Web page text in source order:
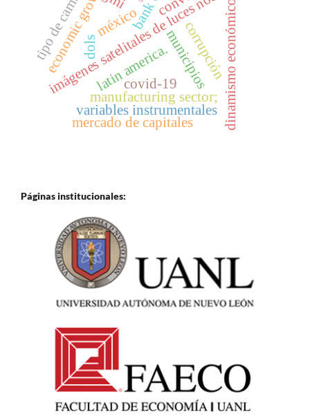
imágenes satelitales de luces nocturnas
dinamismo económico
municipios
economic growth;
manufacturing sector;
latin america. corrupción
variables instrumentales
méxico
covid-19
mercado de capitales
tipo de cambiodols
Páginas institucionales: